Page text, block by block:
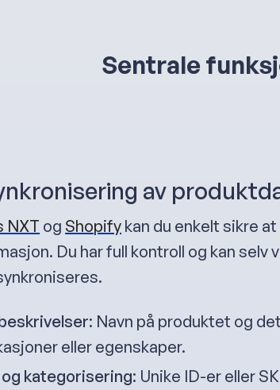
Sentrale
av
NXT og Shopify kan du enkelt sikre
Du har full kontroll og kan selv
: Navn på produktet og
eller egenskaper.
kategorisering: Unike ID-er eller